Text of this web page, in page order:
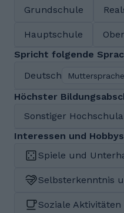
Grundschule
Hauptschule
Spricht folgende
Deutsch
Muttersprache
Höchster
Sonstiger
Interessen und Hobbys
Spiele und
Selbsterkenntnis
Soziale Aktivitäten